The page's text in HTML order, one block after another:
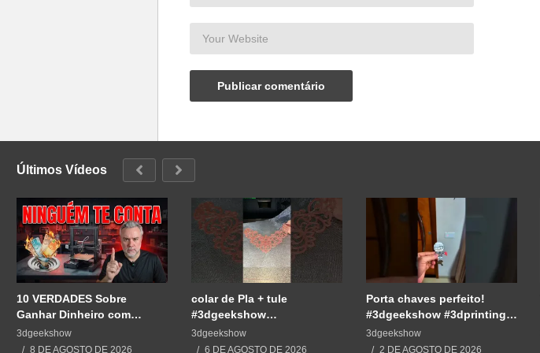
Últimos Vídeos
10 VERDADES Sobre
Ganhar Dinheiro com
Impressão 3D
3dgeekshow
8 DE AGOSTO DE 2026
colar de Pla + tule
#3dgeekshow
#impressão3d #3dprint
#3dprinting #impresion3d
3dgeekshow
6 DE AGOSTO DE 2026
Porta chaves perfeito!
#3dgeekshow #3dprinting
#3dprint #impressão3d
#impresion3d
3dgeekshow
2 DE AGOSTO DE 2026